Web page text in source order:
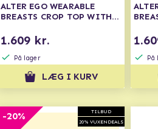
ALTER EGO WEARABLE
BREASTS CROP TOP WITH
1.609 kr.
På lager
LÆG I KURV
På
TILBUD
20% VUXENDEALS
-20%